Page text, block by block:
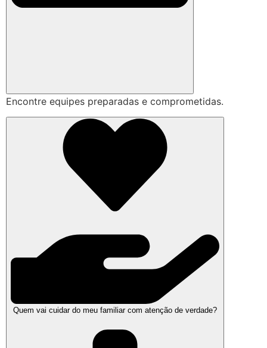
Encontre equipes preparadas e comprometidas.
Quem vai cuidar do meu familiar com atenção de verdade?